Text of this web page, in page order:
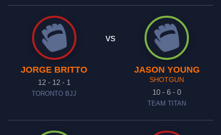
JORGE BRITTO
12 - 12 - 1
TORONTO BJJ
vs
JASON YOUNG
SHOTGUN
10 - 6 - 0
TEAM TITAN